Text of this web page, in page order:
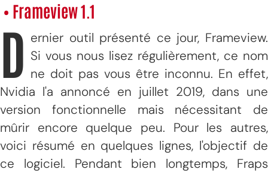
• Frameview 1.1
D ernier outil présenté ce jour, Frameview.
Si vous nous lisez régulièrement, ce nom
ne doit pas vous être inconnu. En effet,
Nvidia l'a annoncé en juillet 2019, dans une
version fonctionnelle mais nécessitant de
mûrir encore quelque peu. Pour les autres,
voici résumé en quelques lignes, l'objectif de
ce logiciel. Pendant bien longtemps, Fraps